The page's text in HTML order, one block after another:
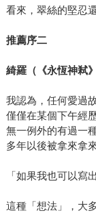
看來，翠絲的堅忍
推薦序二
綺羅（《永恆神弒
我認為，任何愛過
僅僅在某個下午經
無一例外的有過一
多年以後被拿來拿
「如果我也可以寫
這種「想法」，大